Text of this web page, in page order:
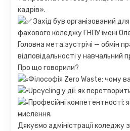
кадрів».
Захід був організований
фахового коледжу ГНПУ імені
Головна мета зустрічі — обмін
відповідальності у навчальний
Про що говорили?
Філософія Zero Waste: чому
Upcycling у дії: як
Професійні компетентності:
мислення.
Дякуємо адміністрації